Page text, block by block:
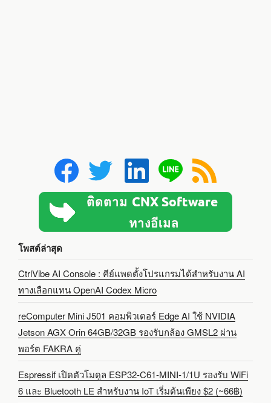
โพสต์ล่าสุด
CtrlVibe AI Console : คีย์แพดตั้งโปรแกรมได้สำหรับงาน AI
ทางเลือกแทน OpenAI Codex Micro
reComputer Mini J501 คอมพิวเตอร์ Edge AI ใช้ NVIDIA
Jetson AGX Orin 64GB/32GB รองรับกล้อง GMSL2 ผ่าน
พอร์ต FAKRA คู่
Espressif เปิดตัวโมดูล ESP32-C61-MINI-1/1U รองรับ WiFi
6 และ Bluetooth LE สำหรับงาน IoT เริ่มต้นเพียง $2 (~66฿)